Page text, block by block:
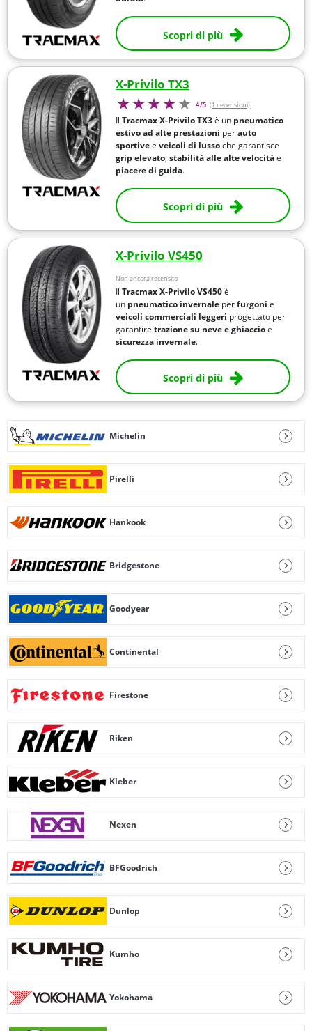
Scopri di più
X-Privilo TX3
4/5 (1 recensioni)
IlTracmax X-Privilo TX3è un pneumatico
estivo ad alte prestazioni perauto
sportiveeveicoli di lussoche garantisce
grip elevato,stabilità alle alte velocitàe
piacere di guida.
Scopri di più
X-Privilo VS450
Non ancora recensito
IlTracmax X-Privilo VS450è
un pneumatico invernale perfurgoni e
veicoli commerciali leggeri progettato per
garantiretrazione su neve e ghiaccioe
sicurezza invernale.
Scopri di più
Michelin
Pirelli
Hankook
Bridgestone
Goodyear
Continental
Firestone
Riken
Kleber
Nexen
BFGoodrich
Dunlop
Kumho
Yokohama